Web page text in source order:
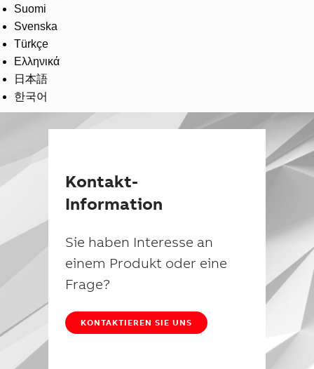
Suomi
Svenska
Türkçe
Ελληνικά
日本語
한국어
Kontakt-
Information
Sie haben Interesse an
einem Produkt oder eine
Frage?
KONTAKTIEREN SIE UNS